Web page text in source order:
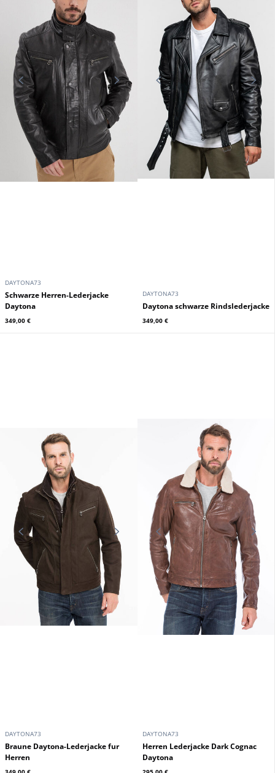
DAYTONA73
Schwarze Herren-Lederjacke
Daytona
349,00 €
DAYTONA73
Daytona schwarze Rindslederjacke
349,00 €
DAYTONA73
Braune Daytona-Lederjacke fur
Herren
DAYTONA73
Herren Lederjacke Dark Cognac
Daytona